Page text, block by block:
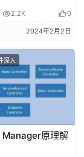
2.2K 0
2024年2月2日
深入
原理解